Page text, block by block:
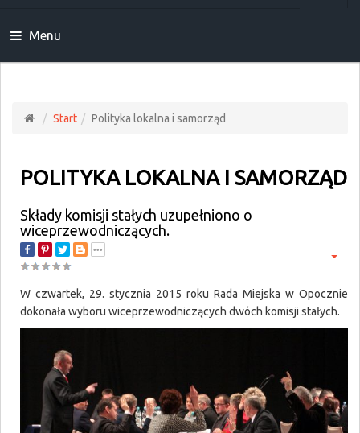
Menu
Start Polityka lokalna i samorząd
POLITYKA LOKALNA I SAMORZĄD
Składy komisji stałych uzupełniono o
wiceprzewodniczących.
W czwartek, 29. stycznia 2015 roku Rada Miejska w Opocznie
dokonała wyboru wiceprzewodniczących dwóch komisji stałych.